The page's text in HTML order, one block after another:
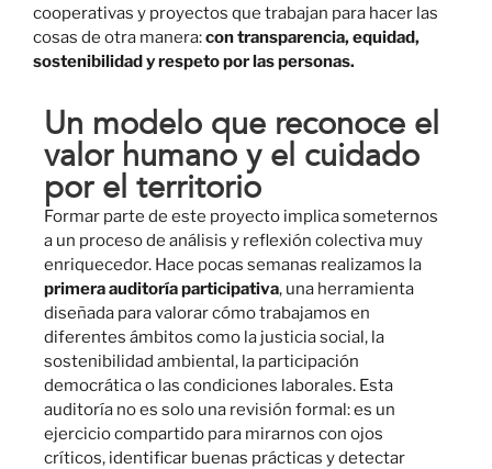
cooperativas y proyectos que trabajan para hacer las
cosas de otra manera:con transparencia, equidad,
sostenibilidad y respeto por las personas.
Un modelo que reconoce el
valor humano y el cuidado
por el territorio
Formar parte de este proyecto implica someternos
a un proceso de análisis y reflexión colectiva muy
enriquecedor. Hace pocas semanas realizamos la
primera auditoría participativa, una herramienta
diseñada para valorar cómo trabajamos en
diferentes ámbitos como la justicia social, la
sostenibilidad ambiental, la participación
democrática o las condiciones laborales. Esta
auditoría no es solo una revisión formal: es un
ejercicio compartido para mirarnos con ojos
críticos, identificar buenas prácticas y detectar